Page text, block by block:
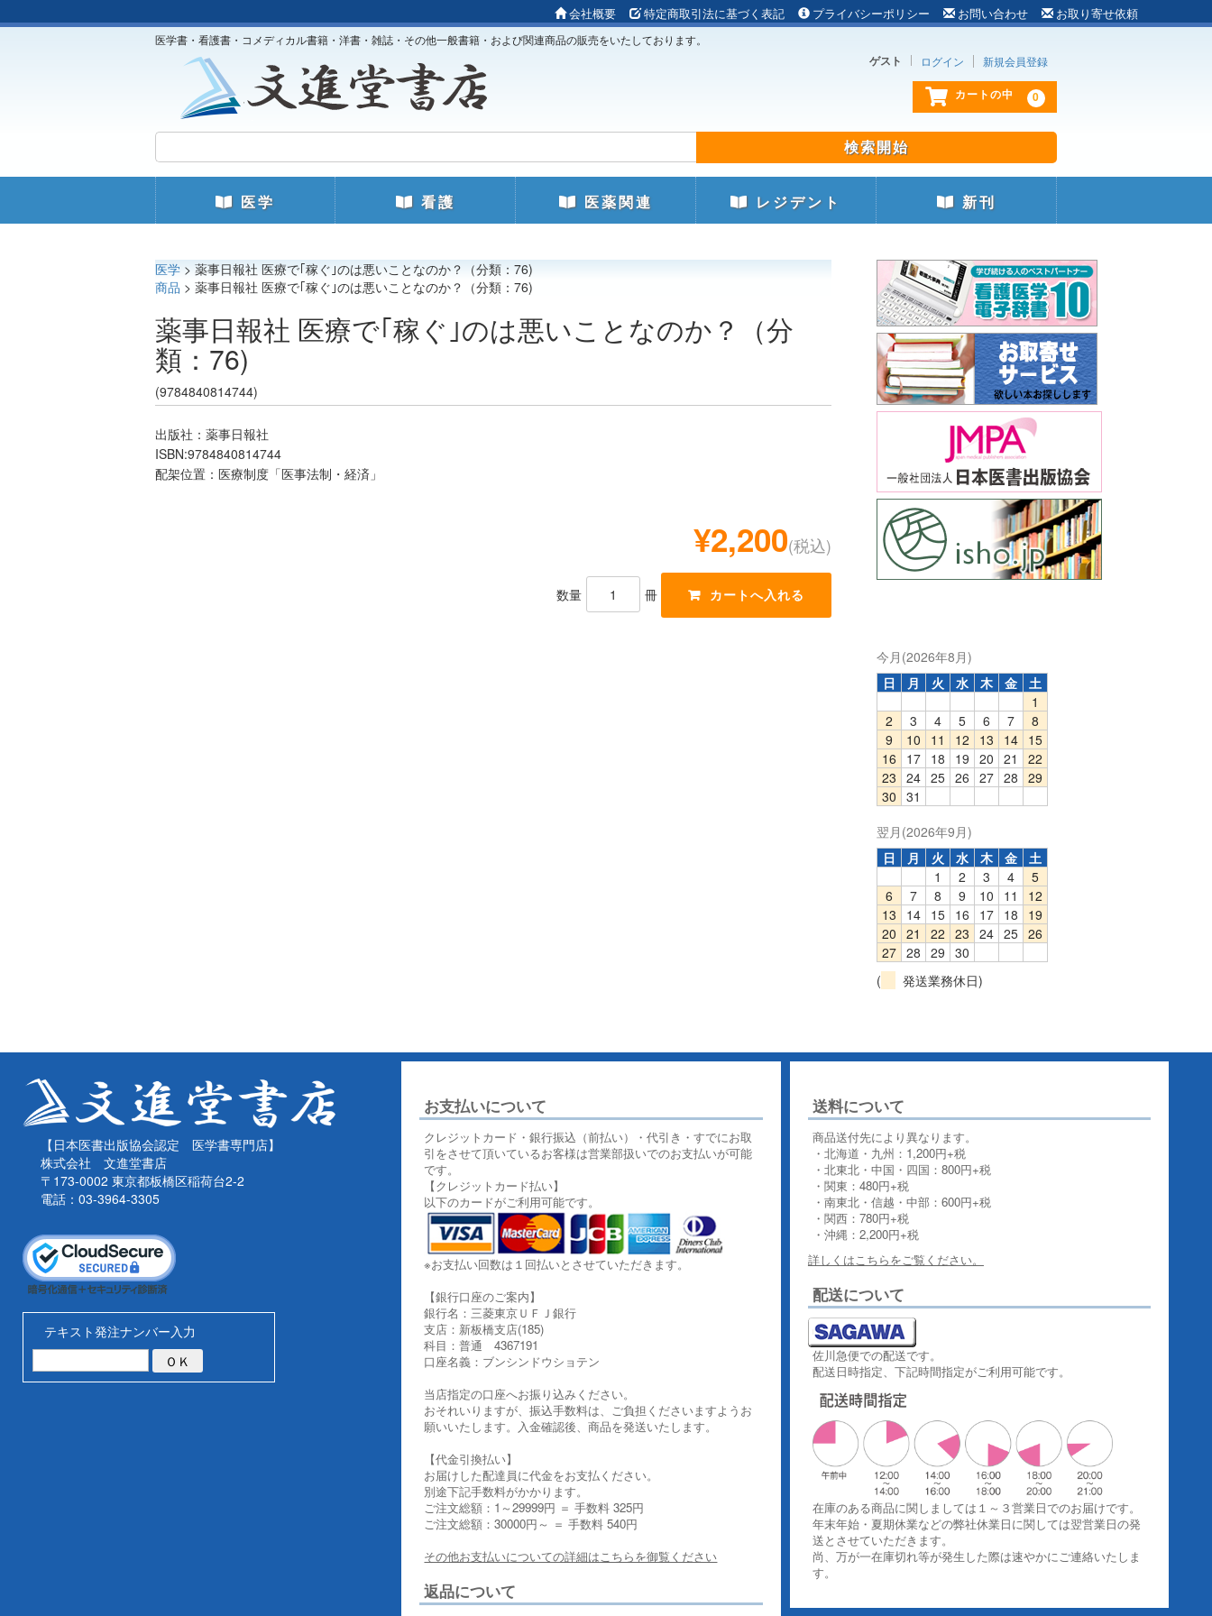
会社概要 特定商取引法に基づく表記 プライバシーポリシー お問い合わせ お取り寄せ依頼
医学書・看護書・コメディカル書籍・洋書・雑誌・その他一般書籍・および関連商品の販売をいたしております。
ゲスト ログイン 新規会員登録
カートの中 0
医学 看護 医薬関連 レジデント 新刊
医学 > 薬事日報社 医療で｢稼ぐ｣のは悪いことなのか？（分類：76)
商品 > 薬事日報社 医療で｢稼ぐ｣のは悪いことなのか？（分類：76)
薬事日報社 医療で｢稼ぐ｣のは悪いことなのか？（分
類：76)
(9784840814744)
出版社：薬事日報社
ISBN:9784840814744
配架位置：医療制度「医事法制・経済」
¥2,200(税込)
数量 冊
今月(2026年8月)
日
月 火 水 木 金
土
1
2
3 4 5 6 7
8
9
10 11 12 13 14 15
16
17 18 19 20 21
22
23 24 25 26 27 28 29
30 31
翌月(2026年9月)
日
月 火 水 木 金
土
1
2 3 4
5
6
7 8 9 10 11
12
13
14 15 16 17 18
19
20 21 22 23 24 25 26
27 28 29 30
(
発送業務休日)
【日本医書出版協会認定 医学書専門店】
株式会社 文進堂書店
〒173-0002 東京都板橋区稲荷台2-2
電話：03-3964-3305
テキスト発注ナンバー入力
お支払いについて
クレジットカード・銀行振込（前払い）・代引き・すでにお取
引をさせて頂いているお客様は営業部扱いでのお支払いが可能
です。
【クレジットカード払い】
以下のカードがご利用可能です。
※お支払い回数は１回払いとさせていただきます。
【銀行口座のご案内】
銀行名：三菱東京ＵＦＪ銀行
支店：新板橋支店(185)
科目：普通 4367191
口座名義：ブンシンドウショテン
当店指定の口座へお振り込みください。
おそれいりますが、振込手数料は、ご負担くださいますようお
願いいたします。入金確認後、商品を発送いたします。
【代金引換払い】
お届けした配達員に代金をお支払ください。
別途下記手数料がかかります。
ご注文総額：1～29999円 ＝ 手数料 325円
ご注文総額：30000円～ ＝ 手数料 540円
その他お支払いについての詳細はこちらを御覧ください
返品について
送料について
商品送付先により異なります。
・北海道・九州：1,200円+税
・北東北・中国・四国：800円+税
・関東：480円+税
・南東北・信越・中部：600円+税
・関西：780円+税
・沖縄：2,200円+税
詳しくはこちらをご覧ください。
配送について
佐川急便での配送です。
配送日時指定、下記時間指定がご利用可能です。
在庫のある商品に関しましては１～３営業日でのお届けです。
年末年始・夏期休業などの弊社休業日に関しては翌営業日の発
送とさせていただきます。
尚、万が一在庫切れ等が発生した際は速やかにご連絡いたしま
す。